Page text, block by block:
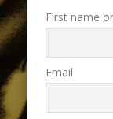
First name
Email